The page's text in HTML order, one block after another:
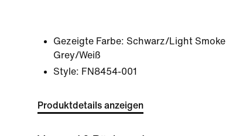
Gezeigte Farbe: Schwarz/Light Smoke
Grey/Weiß
Style: FN8454-001
Produktdetails anzeigen